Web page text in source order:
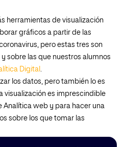
herramientas de visualización
gráficos a partir de las
pero estas tres son
sobre las que nuestros alumnos
Digital .
los datos, pero también lo es
visualización es imprescindible
Analítica web y para hacer una
sobre los que tomar las